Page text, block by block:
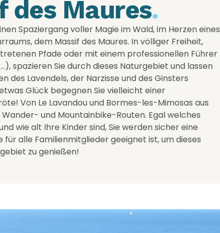
des Maures.
Spaziergang voller Magie im Wald, im Herzen eines
dem Massif des Maures. In völliger Freiheit,
Pfade oder mit einem professionellen Führer
spazieren Sie durch dieses Naturgebiet und lassen
des Lavendels, der Narzisse und des Ginsters
Glück begegnen Sie vielleicht einer
Von Le Lavandou und Bormes-les-Mimosas aus
und Mountainbike-Routen. Egal welches
wie alt Ihre Kinder sind, Sie werden sicher eine
für alle Familienmitglieder geeignet ist, um dieses
zu genießen!